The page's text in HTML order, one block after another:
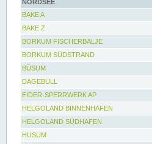
NORDSEE
BAKE A
BAKE Z
BORKUM FISCHERBALJE
BORKUM SÜDSTRAND
BÜSUM
DAGEBÜLL
EIDER-SPERRWERK AP
HELGOLAND BINNENHAFEN
HELGOLAND SÜDHAFEN
HUSUM